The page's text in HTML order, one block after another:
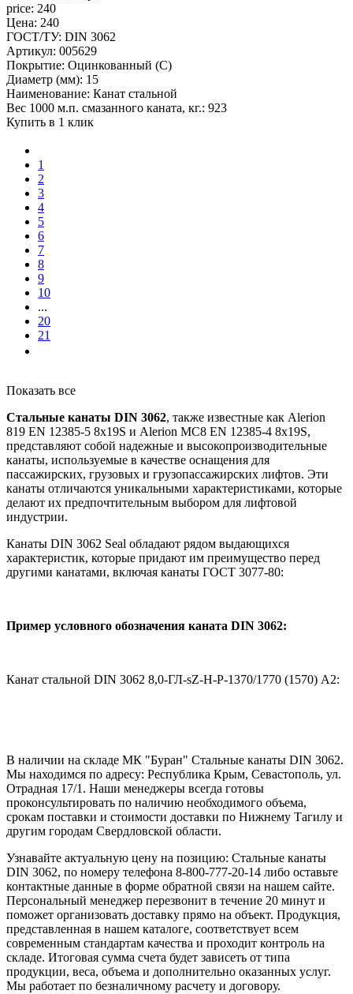
price: 240
Цена: 240
ГОСТ/ТУ: DIN 3062
Артикул: 005629
Покрытие: Оцинкованный (С)
Диаметр (мм): 15
Наименование: Канат стальной
Вес 1000 м.п. смазанного каната, кг.: 923
Купить в 1 клик
1
2
3
4
5
6
7
8
9
10
...
20
21
Показать все
Стальные канаты DIN 3062, также известные как Alerion
819 EN 12385-5 8x19S и Alerion MC8 EN 12385-4 8x19S,
представляют собой надежные и высокопроизводительные
канаты, используемые в качестве оснащения для
пассажирских, грузовых и грузопассажирских лифтов. Эти
канаты отличаются уникальными характеристиками, которые
делают их предпочтительным выбором для лифтовой
индустрии.
Канаты DIN 3062 Seal обладают рядом выдающихся
характеристик, которые придают им преимущество перед
другими канатами, включая канаты ГОСТ 3077-80:
Пример условного обозначения каната DIN 3062:
Канат стальной DIN 3062 8,0-ГЛ-sZ-Н-Р-1370/1770 (1570) А2:
В наличии на складе МК "Буран" Стальные канаты DIN 3062.
Мы находимся по адресу: Республика Крым, Севастополь, ул.
Отрадная 17/1. Наши менеджеры всегда готовы
проконсультировать по наличию необходимого объема,
срокам поставки и стоимости доставки по Нижнему Тагилу и
другим городам Свердловской области.
Узнавайте актуальную цену на позицию: Стальные канаты
DIN 3062, по номеру телефона 8-800-777-20-14 либо оставьте
контактные данные в форме обратной связи на нашем сайте.
Персональный менеджер перезвонит в течение 20 минут и
поможет организовать доставку прямо на объект. Продукция,
представленная в нашем каталоге, соответствует всем
современным стандартам качества и проходит контроль на
складе. Итоговая сумма счета будет зависеть от типа
продукции, веса, объема и дополнительно оказанных услуг.
Мы работает по безналичному расчету и договору.